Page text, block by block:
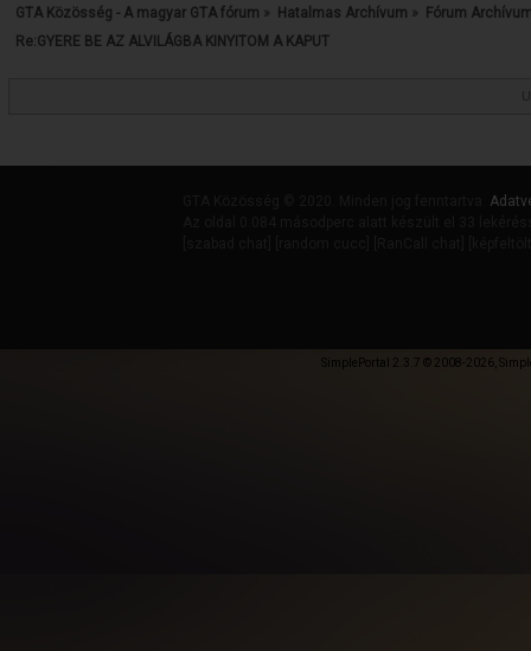
GTA Közösség - A magyar GTA fórum » Hatalmas Archívum »
Fórum
Re:GYERE BE AZ ALVILÁGBA KINYITOM A KAPUT
SimplePortal 2.3.7 © 2008-2026,